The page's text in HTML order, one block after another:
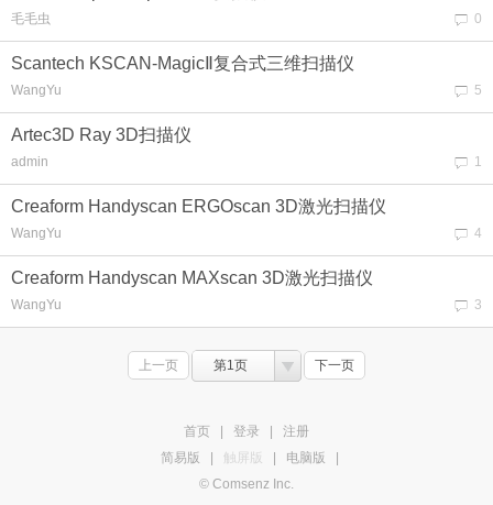
0
毛毛虫
5
Scantech KSCAN-MagicⅡ复合式三维扫描仪
WangYu
1
Artec3D Ray 3D扫描仪
admin
4
Creaform Handyscan ERGOscan 3D激光扫描仪
WangYu
3
Creaform Handyscan MAXscan 3D激光扫描仪
WangYu
上一页 第1页 下一页
首页 登录
注册
简易版
触屏版 电脑版
© Comsenz Inc.